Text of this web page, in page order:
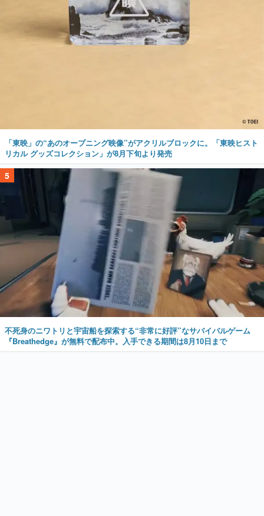
「東映」の“あのオープニング映像”がアクリルブロックに。「東映ヒスト
リカル グッズコレクション」が8月下旬より発売
5
不死身のニワトリと宇宙船を探索する“非常に好評”なサバイバルゲーム
『Breathedge』が無料で配布中。入手できる期間は8月10日まで